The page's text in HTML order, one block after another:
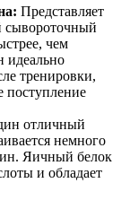
Представляет
сывороточный
чем
тренировки,
поступление
отличный
немного
Яичный белок
и обладает